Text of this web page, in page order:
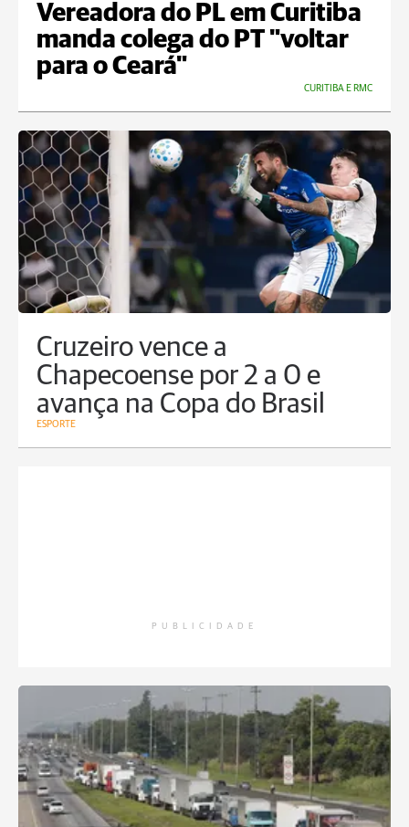
Vereadora do PL em Curitiba
manda colega do PT "voltar
para o Ceará"
CURITIBA E RMC
Cruzeiro vence a
Chapecoense por 2 a 0 e
avança na Copa do Brasil
ESPORTE
PUBLICIDADE